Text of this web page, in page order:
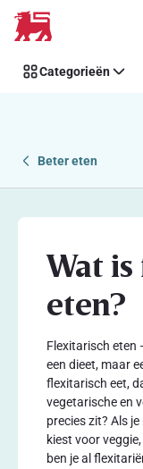
Overslaan
Flexitarisch
eten
DelhaizeCategorieën
Beter eten
Wat
eten?
Flexitarisch eten
een dieet, maar
flexitarisch eet,
vegetarische en
precies zit? Als
kiest voor
ben je al